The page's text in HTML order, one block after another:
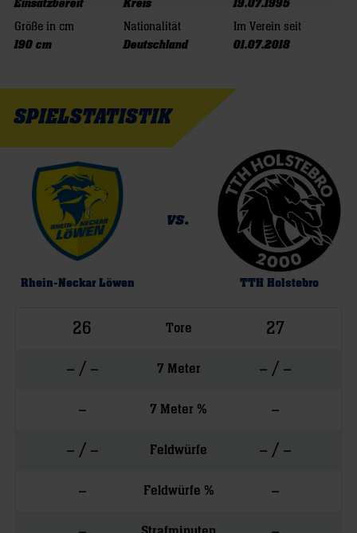
Einsatzbereit
Kreis
19.07.1995
Größe in cm
190 cm
Nationalität
Deutschland
Im Verein seit
01.07.2018
SPIELSTATISTIK
Rhein-Neckar Löwen
vs.
TTH Holstebro
26 Tore 27
– / – 7 Meter – / –
– 7 Meter % –
– / – Feldwürfe – / –
– Feldwürfe % –